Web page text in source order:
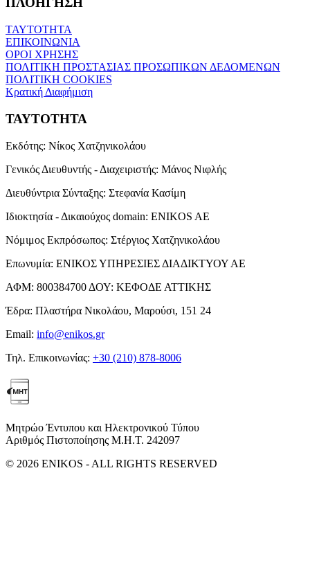
ΤΑΥΤΟΤΗΤΑ
ΕΠΙΚΟΙΝΩΝΙΑ
ΟΡΟΙ ΧΡΗΣΗΣ
ΠΟΛΙΤΙΚΗ ΠΡΟΣΤΑΣΙΑΣ ΠΡΟΣΩΠΙΚΩΝ ΔΕΔΟΜΕΝΩΝ
ΠΟΛΙΤΙΚΗ COOKIES
Κρατική Διαφήμιση
ΤΑΥΤΟΤΗΤΑ
Εκδότης: Νίκος Χατζηνικολάου
Γενικός Διευθυντής - Διαχειριστής: Μάνος Νιφλής
Διευθύντρια Σύνταξης: Στεφανία Κασίμη
Ιδιοκτησία - Δικαιούχος domain: ENIKOS AE
Νόμιμος Εκπρόσωπος: Στέργιος Χατζηνικολάου
Επωνυμία: ΕΝΙΚΟΣ ΥΠΗΡΕΣΙΕΣ ΔΙΑΔΙΚΤΥΟΥ ΑΕ
ΑΦΜ: 800384700 ΔΟΥ: ΚΕΦΟΔΕ ΑΤΤΙΚΗΣ
Έδρα: Πλαστήρα Νικολάου, Μαρούσι, 151 24
Email: info@enikos.gr
Τηλ. Επικοινωνίας: +30 (210) 878-8006
Μητρώο Έντυπου και Ηλεκτρονικού Τύπου
Αριθμός Πιστοποίησης Μ.Η.Τ. 242097
© 2026 ENIKOS - ALL RIGHTS RESERVED